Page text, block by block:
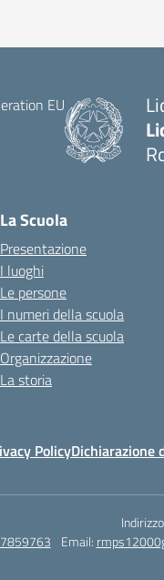
La Scuola
Presentazione
I luoghi
Le persone
I numeri della scuola
Le carte della scuola
Organizzazione
La storia
PolicyDichiarazione
Email: